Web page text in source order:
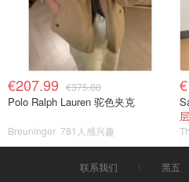
€207.99 €375.00
Polo Ralph Lauren 驼色夹克
Breuninger 781人感兴趣
联系我们 黑五